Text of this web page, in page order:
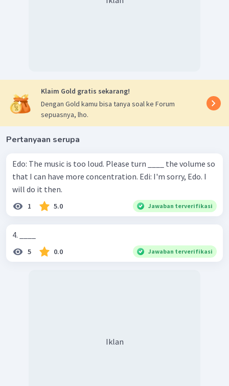
Klaim Gold gratis sekarang!
Dengan Gold kamu bisa tanya soal ke Forum
sepuasnya, lho.
Pertanyaan serupa
Edo: The music is too loud. Please turn ____ the volume so
that I can have more concentration. Edi: I'm sorry, Edo. I
will do it then.
1 5.0 Jawaban terverifikasi
4. ____
5 0.0 Jawaban terverifikasi
Iklan